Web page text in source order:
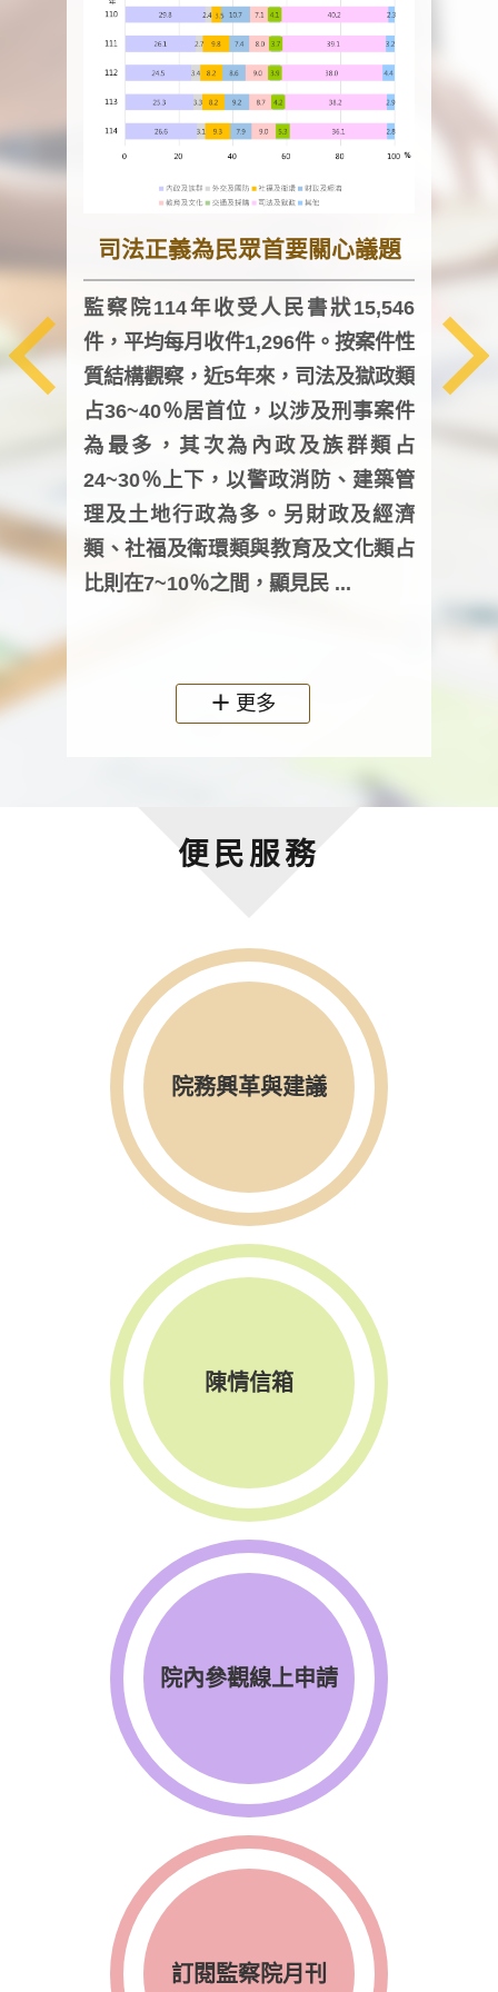
司法正義為民眾首要關心議題
監察院114年收受人民書狀15,546
件，平均每月收件1,296件。按案件性
質結構觀察，近5年來，司法及獄政類
占36~40％居首位，以涉及刑事案件
為最多，其次為內政及族群類占
24~30％上下，以警政消防、建築管
理及土地行政為多。另財政及經濟
類、社福及衛環類與教育及文化類占
比則在7~10％之間，顯見民 ...
監
均每
人
更多
便民服務
院務興革與建議
陳情信箱
院內參觀線上申請
訂閱監察院月刊